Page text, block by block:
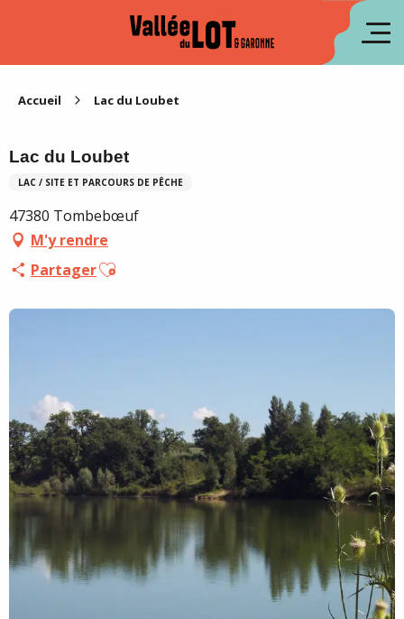
Accueil Lac du Loubet
Lac du Loubet
LAC / SITE ET PARCOURS DE PÊCHE
47380 Tombebœuf
M'y rendre
PartagerAjouter aux favoris